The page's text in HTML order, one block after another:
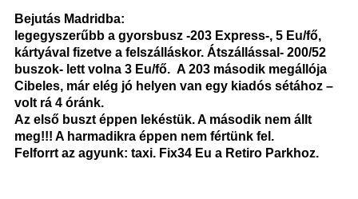
Bejutás Madridba:
legegyszerűbb a gyorsbusz -203 Express-, 5 Eu/fő,
kártyával fizetve a felszálláskor. Átszállással- 200/52
buszok- lett volna 3 Eu/fő. A 203 második megállója
Cibeles, már elég jó helyen van egy kiadós sétához –
volt rá 4 óránk.
Az első buszt éppen lekéstük. A második nem állt
meg!!! A harmadikra éppen nem fértünk fel.
Felforrt az agyunk: taxi. Fix34 Eu a Retiro Parkhoz.